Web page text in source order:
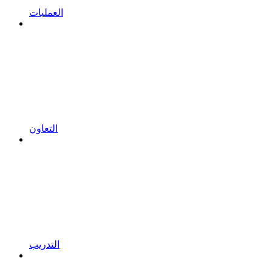
العمليات
التعاون
التدريب